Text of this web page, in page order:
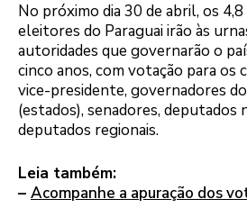
No próximo dia 30 de abril, os
eleitores do Paraguai irão às
autoridades que governarão o
cinco anos, com votação para os
vice-presidente, governadores
(estados), senadores, deputados
deputados regionais.
Leia também:
– Acompanhe a apuração dos